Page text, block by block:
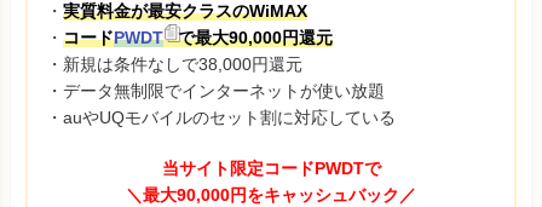
・ 実質料金が最安クラスのWiMAX
・ コードPWDT
で最大90,000円還元
・新規は条件なしで38,000円還元
・データ無制限でインターネットが使い放題
・auやUQモバイルのセット割に対応している
当サイト限定コードPWDTで
＼最大90,000円をキャッシュバック／